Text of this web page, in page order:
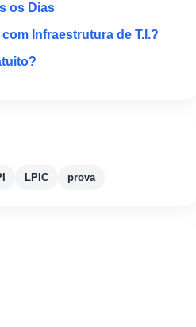
os Dias
Infraestrutura de T.I.?
LPIC prova